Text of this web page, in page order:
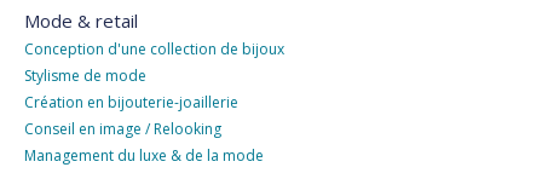
Mode & retail
Conception d'une collection de bijoux
Stylisme de mode
Création en bijouterie-joaillerie
Conseil en image / Relooking
Management du luxe & de la mode